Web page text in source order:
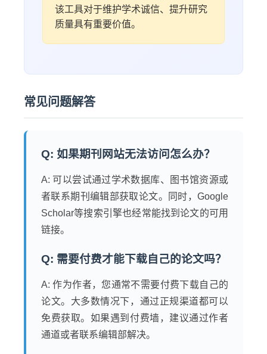
该工具对于维护学术诚信、提升研究
质量具有重要价值。
常见问题解答
Q: 如果期刊网站无法访问怎么办？
A: 可以尝试通过学术数据库、图书馆资源或
者联系期刊编辑部获取论文。同时，Google
Scholar等搜索引擎也经常能找到论文的可用
链接。
Q: 需要付费才能下载自己的论文吗？
A: 作为作者，您通常不需要付费下载自己的
论文。大多数情况下，通过正规渠道都可以
免费获取。如果遇到付费墙，建议通过作者
通道或者联系编辑部解决。